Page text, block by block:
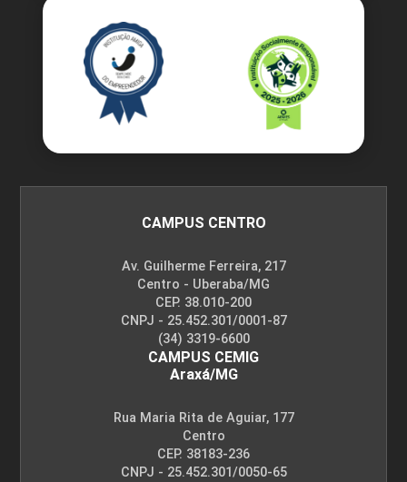
CAMPUS CENTRO
Av. Guilherme Ferreira, 217
Centro - Uberaba/MG
CEP. 38.010-200
CNPJ - 25.452.301/0001-87
(34) 3319-6600
CAMPUS CEMIG
Araxá/MG
Rua Maria Rita de Aguiar, 177
Centro
CEP. 38183-236
CNPJ - 25.452.301/0050-65